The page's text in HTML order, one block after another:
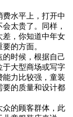
水平上，打开中
太贵了。同样，
差，你知道中年女
的方面。
时候，根据自己
于大型商场或写字
力比较强，童装
要的质量和设计都
众的顾客群体，此